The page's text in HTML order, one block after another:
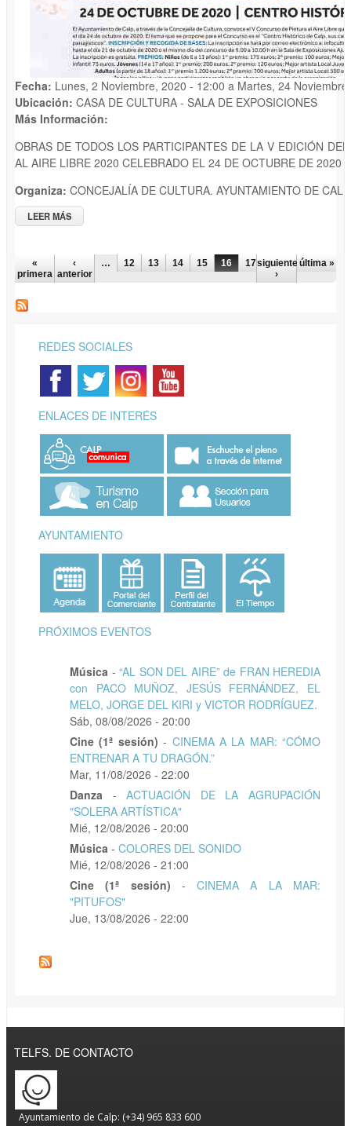
Fecha: Lunes, 2 Noviembre, 2020 - 12:00 a Martes, 24
Ubicación: CASA DE CULTURA - SALA DE EXPOSICIONES
Más Información:
OBRAS DE TODOS LOS PARTICIPANTES DE LA V EDICIÓN
AL AIRE LIBRE 2020 CELEBRADO EL 24 DE OCTUBRE DE 2020
Organiza: CONCEJALÍA DE CULTURA. AYUNTAMIENTO DE CALP
LEER MÁS
AIRE 2020
PÁGINAS
«
primera
‹
anterior
… 12 13 14 15 16 17 18 19 20
siguiente
›
última »
REDES SOCIALES
ENLACES DE INTERÉS
AYUNTAMIENTO
PRÓXIMOS EVENTOS
Música - “AL SON DEL AIRE” de FRAN HEREDIA
con PACO MUÑOZ, JESÚS FERNÁNDEZ, EL
MELO, JORGE DEL KIRI y VICTOR RODRÍGUEZ.
Sáb, 08/08/2026 - 20:00
Cine (1ª sesión) - CINEMA A LA MAR: “CÓMO
ENTRENAR A TU DRAGÓN.”
Mar, 11/08/2026 - 22:00
Danza
-ACTUACIÓN DE LA AGRUPACIÓN
"SOLERA ARTÍSTICA"
Mié, 12/08/2026 - 20:00
Música - COLORES DEL SONIDO
Mié, 12/08/2026 - 21:00
Cine (1ª sesión)
-CINEMA A LA MAR:
"PITUFOS"
Jue, 13/08/2026 - 22:00
TELFS. DE CONTACTO
Ayuntamiento de Calp: (+34) 965 833 600